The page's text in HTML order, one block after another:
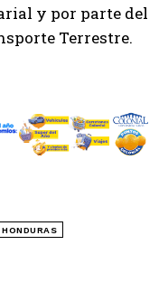
y por parte del
Terrestre.
HONDURAS